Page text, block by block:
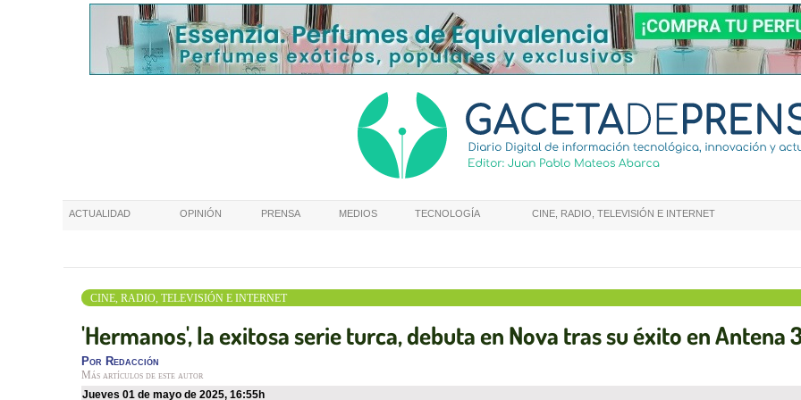
ACTUALIDAD OPINIÓN PRENSA MEDIOS TECNOLOGÍA CINE, RADIO, TELEVISIÓN E INTERNET
CINE, RADIO, TELEVISIÓN E INTERNET
'Hermanos', la exitosa serie turca, debuta en Nova tras su éxito en Antena
Por Redacción
Más artículos de este autor
jueves 01 de mayo de 2025, 16:55h